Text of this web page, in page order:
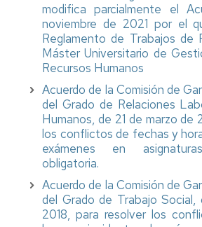
modifica parcialmente el
noviembre de 2021 por el
Reglamento de Trabajos de
Máster Universitario de
Recursos Humanos
Acuerdo de la Comisión de
del Grado de Relaciones
Humanos, de 21 de marzo de
los conflictos de fechas y
exámenes en
obligatoria.
Acuerdo de la Comisión de
del Grado de Trabajo
2018, para resolver los